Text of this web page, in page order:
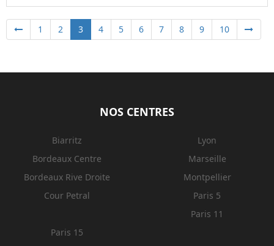
1 2 3 4 5 6 7 8 9 10
NOS CENTRES
Biarritz
Bordeaux Centre
Bordeaux Rive Droite
Cour Petral
Lyon
Marseille
Montpellier
Paris 5
Paris 11
Paris 15